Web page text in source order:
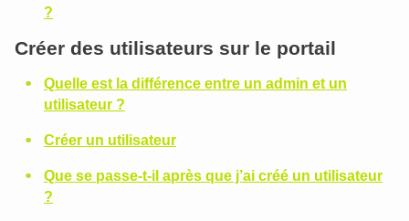
?
Créer des utilisateurs sur le portail
Quelle est la différence entre un admin et un
utilisateur ?
Créer un utilisateur
Que se passe-t-il après que j’ai créé un utilisateur
?